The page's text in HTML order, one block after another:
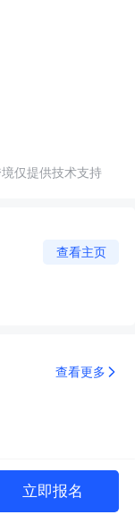
仅提供技术支持
查看主页
查看更多
立即报名